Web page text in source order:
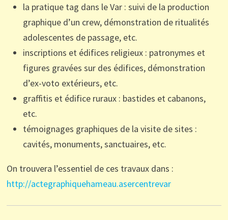
la pratique tag dans le Var : suivi de la production
graphique d’un crew, démonstration de ritualités
adolescentes de passage, etc.
inscriptions et édifices religieux : patronymes et
figures gravées sur des édifices, démonstration
d’ex-voto extérieurs, etc.
graffitis et édifice ruraux : bastides et cabanons,
etc.
témoignages graphiques de la visite desites :
cavités, monuments,sanctuaires, etc.
On trouvera l’essentiel de ces travaux dans :
http://actegraphiquehameau.asercentrevar